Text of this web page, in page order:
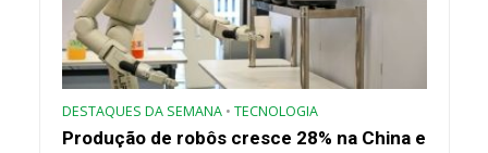
DESTAQUES DA SEMANA • TECNOLOGIA
Produção de robôs cresce 28% na China e